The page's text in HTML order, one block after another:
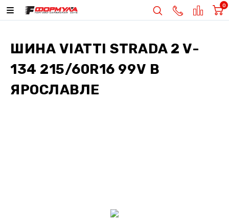
0
ШИНА VIATTI STRADA 2 V-
134 215/60R16 99V В
ЯРОСЛАВЛЕ